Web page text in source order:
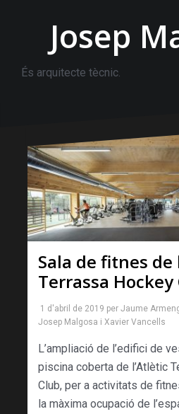
Josep
És arquitecte tècnic.
Sala de fitnes de
Terrassa Hockey
1 d'abril de 2019 per Jaume
Josep Malgosa i Xavier Vancells
L’ampliació de l’edifici de
piscina coberta de l’Atlètic
Club, per a activitats de
la màxima ocupació de